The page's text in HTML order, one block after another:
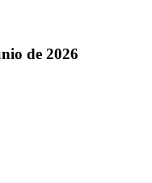
de 2026